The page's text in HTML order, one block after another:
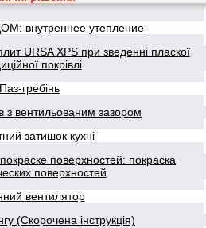
внутреннее утепление
URSA XPS при зведенні пласкої
покрівлі
Паз-гребінь
з вентильованим зазором
затишок кухні
поверхностей: покраска
поверхностей
вентилятор
(Скорочена інструкція)